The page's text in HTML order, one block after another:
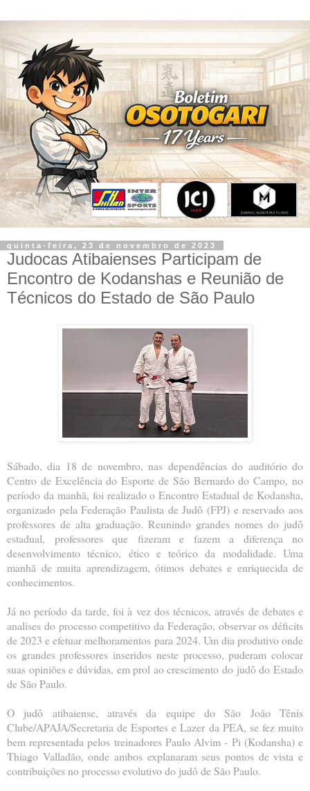
quinta-feira, 23 de novembro de 2023
Judocas Atibaienses Participam de
Encontro de Kodanshas e Reunião de
Técnicos do Estado de São Paulo
Sábado, dia 18 de novembro, nas dependências do auditório do
Centro de Excelência do Esporte de São Bernardo do Campo, no
período da manhã, foi realizado o Encontro Estadual de Kodansha,
organizado pela Federação Paulista de Judô (FPJ) e reservado aos
professores de alta graduação. Reunindo grandes nomes do judô
estadual, professores que fizeram e fazem a diferença no
desenvolvimento técnico, ético e teórico da modalidade. Uma
manhã de muita aprendizagem, ótimos debates e enriquecida de
conhecimentos.
Já no período da tarde, foi à vez dos técnicos, através de debates e
analises do processo competitivo da Federação, observar os déficits
de 2023 e efetuar melhoramentos para 2024. Um dia produtivo onde
os grandes professores inseridos neste processo, puderam colocar
suas opiniões e dúvidas, em prol ao crescimento do judô do Estado
de São Paulo.
O judô atibaiense, através da equipe do São João Tênis
Clube/APAJA/Secretaria de Esportes e Lazer da PEA, se fez muito
bem representada pelos treinadores Paulo Alvim - Pi (Kodansha) e
Thiago Valladão, onde ambos explanaram seus pontos de vista e
contribuições no processo evolutivo do judô de São Paulo.